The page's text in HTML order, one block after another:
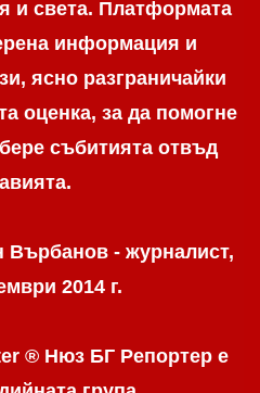
и света. Платформата
информация и
ясно разграничaйки
оценка, за да помогне
събитията отвъд
- журналист,
2014 г.
® Нюз БГ Репортере